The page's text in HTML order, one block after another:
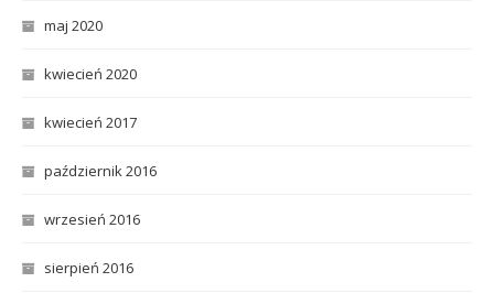
maj 2020
kwiecień 2020
kwiecień 2017
październik 2016
wrzesień 2016
sierpień 2016